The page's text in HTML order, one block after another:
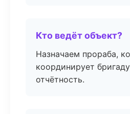
Кто ведёт объект?
Назначаем прораба,
координирует
отчётность.